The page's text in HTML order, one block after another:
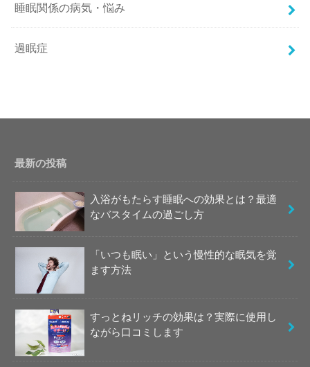
睡眠関係の病気・悩み
過眠症
最新の投稿
入浴がもたらす睡眠への効果とは？最適
なバスタイムの過ごし方
「いつも眠い」という慢性的な眠気を覚
ます方法
すっとねリッチの効果は？実際に使用し
ながら口コミします